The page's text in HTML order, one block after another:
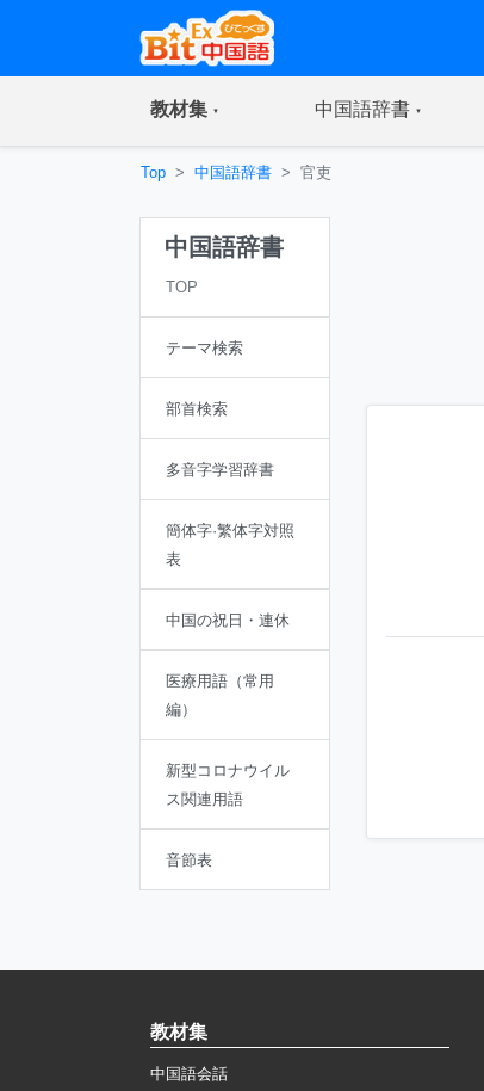
教材集(current) 中国語辞書(current)
Top 中国語辞書 官吏
中国語辞書
TOP
テーマ検索
部首検索
多音字学習辞書
簡体字·繁体字対照
表
中国の祝日・連休
医療用語（常用
編）
新型コロナウイル
ス関連用語
音節表
教材集
中国語会話